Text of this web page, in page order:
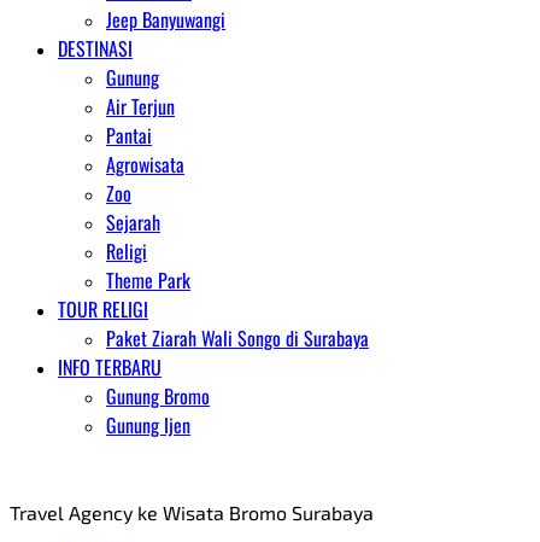
Jeep Banyuwangi
DESTINASI
Gunung
Air Terjun
Pantai
Agrowisata
Zoo
Sejarah
Religi
Theme Park
TOUR RELIGI
Paket Ziarah Wali Songo di Surabaya
INFO TERBARU
Gunung Bromo
Gunung Ijen
Travel Agency ke Wisata Bromo Surabaya